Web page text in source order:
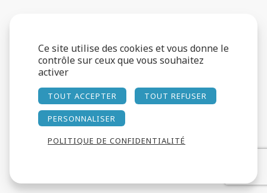
Ce site utilise des cookies et vous donne le
contrôle sur ceux que vous souhaitez
activer
TOUT ACCEPTER TOUT REFUSER
PERSONNALISER
POLITIQUE DE CONFIDENTIALITÉ